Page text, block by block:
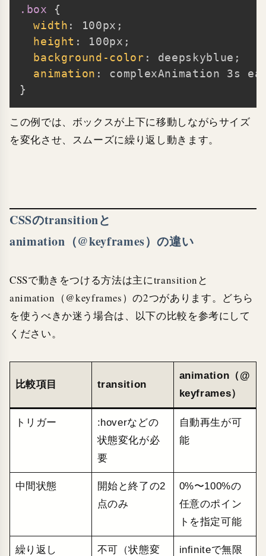
.box
{
width : 100px ;
height : 100px ;
background-color : deepskyblue ;
animation :
complexAnimation 3s
}
この例では、ボックスが上下に移動しながらサイズ
を変化させ、スムーズに繰り返し動きます。
CSSのtransitionと
animation（@keyframes）の違い
CSSで動きをつける方法は主にtransitionと
animation（@keyframes）の2つがあります。どちら
を使うべきか迷う場合は、以下の比較を参考にして
ください。
比較項目 transition
animation（@
keyframes）
トリガー
:hoverなどの
状態変化が必
要
自動再生が可
能
中間状態
開始と終了の2
点のみ
0%〜100%の
任意のポイン
トを指定可能
繰り返し
不可（状態変
infiniteで無限